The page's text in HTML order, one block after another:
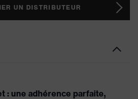
UN DISTRIBUTEUR
: une adhérence parfaite,